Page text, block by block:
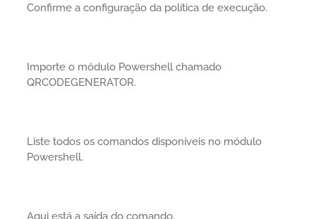
Confirme a configuração da política de execução.
Importe o módulo Powershell chamado
QRCODEGENERATOR.
Liste todos os comandos disponíveis no módulo
Powershell.
Aqui está a saída do comando.